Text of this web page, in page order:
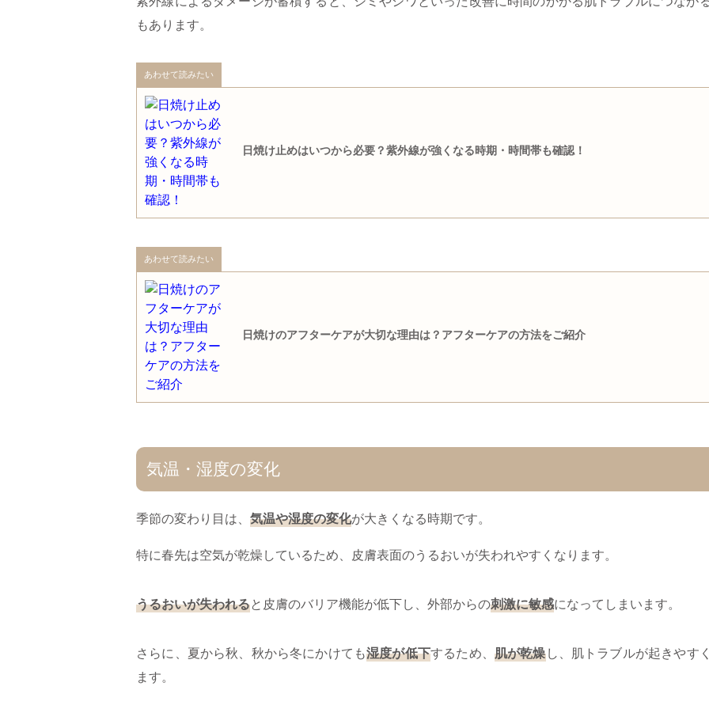
もあります。
あわせて読みたい
日焼け止めはいつから必要？紫外線が強くなる時期・時間帯も確認！
あわせて読みたい
日焼けのアフターケアが大切な理由は？アフターケアの方法をご紹介
気温・湿度の変化
季節の変わり目は、 気温や湿度の変化が大きくなる時期です。
特に春先は空気が乾燥しているため、皮膚表面のうるおいが失われやすくなります。
うるおいが失われると皮膚のバリア機能が低下し、外部からの刺激に敏感になってしまいます。
さらに、夏から秋、秋から冬にかけても湿度が低下するため、 肌が乾燥し、肌トラブルが起きやす
ます。